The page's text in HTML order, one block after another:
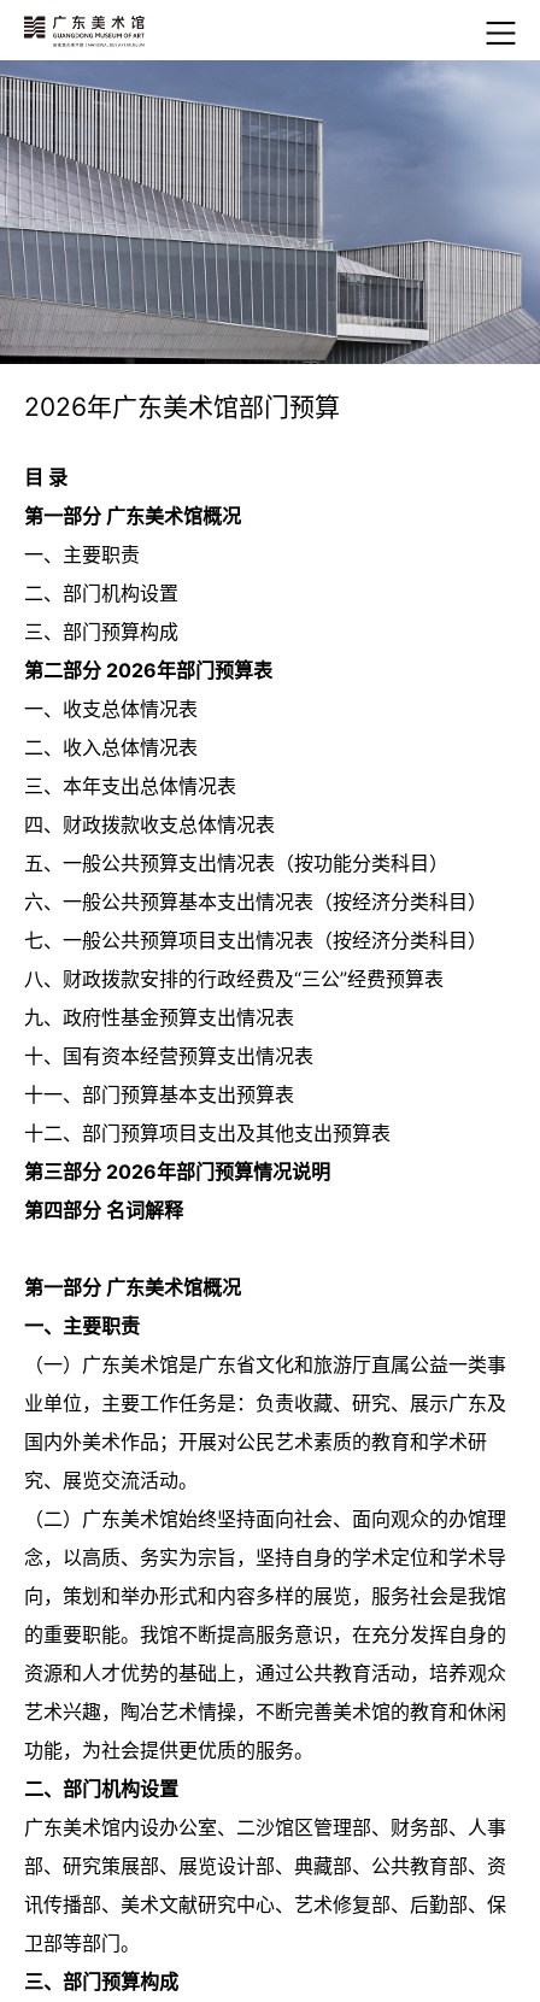
2026年广东美术馆部门预算
目 录
第一部分 广东美术馆概况
一、主要职责
二、部门机构设置
三、部门预算构成
第二部分 2026年部门预算表
一、收支总体情况表
二、收入总体情况表
三、本年支出总体情况表
四、财政拨款收支总体情况表
五、一般公共预算支出情况表（按功能分类科目）
六、一般公共预算基本支出情况表（按经济分类科目）
七、一般公共预算项目支出情况表（按经济分类科目）
八、财政拨款安排的行政经费及“三公”经费预算表
九、政府性基金预算支出情况表
十、国有资本经营预算支出情况表
十一、部门预算基本支出预算表
十二、部门预算项目支出及其他支出预算表
第三部分 2026年部门预算情况说明
第四部分 名词解释
第一部分 广东美术馆概况
一、主要职责
（一）广东美术馆是广东省文化和旅游厅直属公益一类事
业单位，主要工作任务是：负责收藏、研究、展示广东及
国内外美术作品；开展对公民艺术素质的教育和学术研
究、展览交流活动。
（二）广东美术馆始终坚持面向社会、面向观众的办馆理
念，以高质、务实为宗旨，坚持自身的学术定位和学术导
向，策划和举办形式和内容多样的展览，服务社会是我馆
的重要职能。我馆不断提高服务意识，在充分发挥自身的
资源和人才优势的基础上，通过公共教育活动，培养观众
艺术兴趣，陶冶艺术情操，不断完善美术馆的教育和休闲
功能，为社会提供更优质的服务。
二、部门机构设置
广东美术馆内设办公室、二沙馆区管理部、财务部、人事
部、研究策展部、展览设计部、典藏部、公共教育部、资
讯传播部、美术文献研究中心、艺术修复部、后勤部、保
卫部等部门。
三、部门预算构成